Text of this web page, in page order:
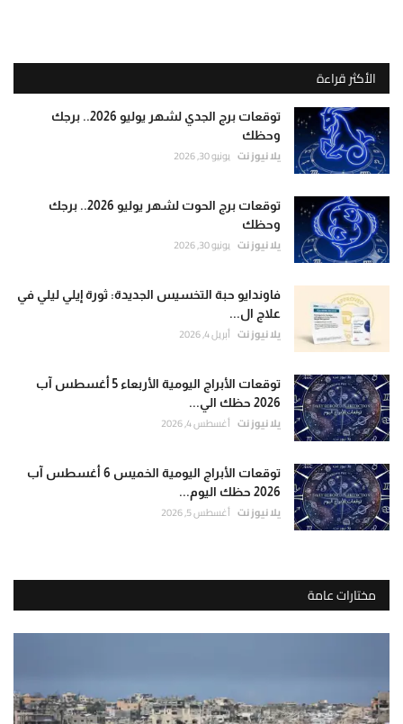
الأكثر قراءة
توقعات برج الجدي لشهر يوليو 2026.. برجك
وحظك
يلا نيوز نت يونيو 30, 2026
توقعات برج الحوت لشهر يوليو 2026.. برجك
وحظك
يلا نيوز نت يونيو 30, 2026
فاوندايو حبة التخسيس الجديدة: ثورة إيلي ليلي في
علاج ال...
يلا نيوز نت أبريل 4, 2026
توقعات الأبراج اليومية الأربعاء 5 أغسطس آب
2026 حظك الي...
يلا نيوز نت أغسطس 4, 2026
توقعات الأبراج اليومية الخميس 6 أغسطس آب
2026 حظك اليوم...
يلا نيوز نت أغسطس 5, 2026
مختارات عامة